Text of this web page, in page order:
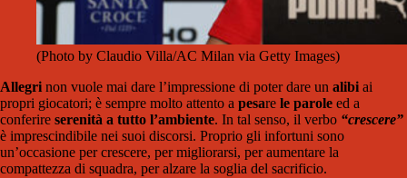
(Photo by Claudio Villa/AC Milan via Getty Images)
Allegri non vuole mai dare l’impressione di poter dare un alibi ai
propri giocatori; è sempre molto attento a pesare le parole ed a
conferire serenità a tutto l’ambiente. In tal senso, il verbo “crescere”
è imprescindibile nei suoi discorsi. Proprio gli infortuni sono
un’occasione per crescere, per migliorarsi, per aumentare la
compattezza di squadra, per alzare la soglia del sacrificio.